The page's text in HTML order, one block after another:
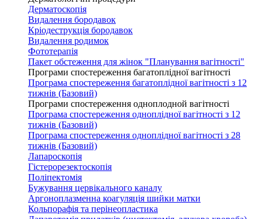
Дерматоскопія
Видалення бородавок
Кріодеструкція бородавок
Видалення родимок
Фототерапія
Пакет обстеження для жінок "Планування вагітності"
Програми спостереження багатоплідної вагітності
Програма спостереження багатоплідної вагітності з 12
тижнів (Базовий)
Програми спостереження одноплодной вагітності
Програма спостереження одноплідної вагітності з 12
тижнів (Базовий)
Програма спостереження одноплідної вагітності з 28
тижнів (Базовий)
Лапароскопія
Гістерорезектоскопія
Поліпектомія
Бужування цервікального каналу
Аргоноплазменна коагуляція шийки матки
Кольпорафія та перінеопластика